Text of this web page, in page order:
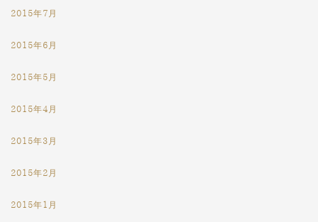
2015年7月
2015年6月
2015年5月
2015年4月
2015年3月
2015年2月
2015年1月